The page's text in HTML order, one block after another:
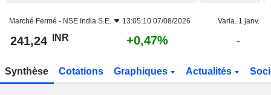
Marché Fermé - NSE India S.E. 13:05:10 07/08/2026 Varia. 1 janv.
241,24 INR +0,47% -
Synthèse Cotations Graphiques Actualités